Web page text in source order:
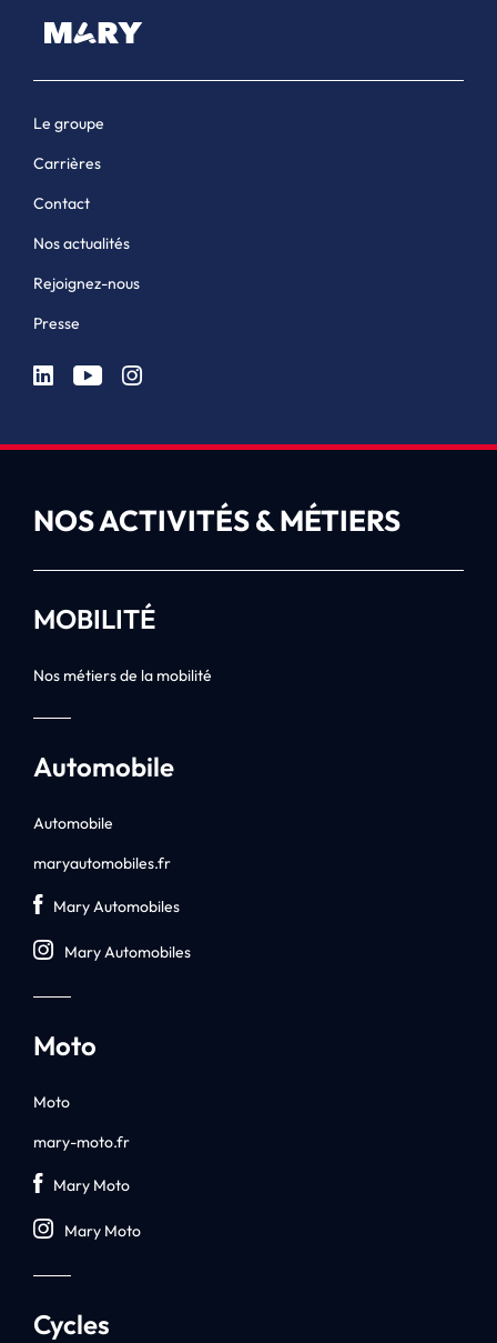
Le groupe
Carrières
Contact
Nos actualités
Rejoignez-nous
Presse
NOS ACTIVITÉS & MÉTIERS
MOBILITÉ
Nos métiers de la mobilité
Automobile
Automobile
maryautomobiles.fr
Mary Automobiles
Mary Automobiles
Moto
Moto
mary-moto.fr
Mary Moto
Mary Moto
Cycles